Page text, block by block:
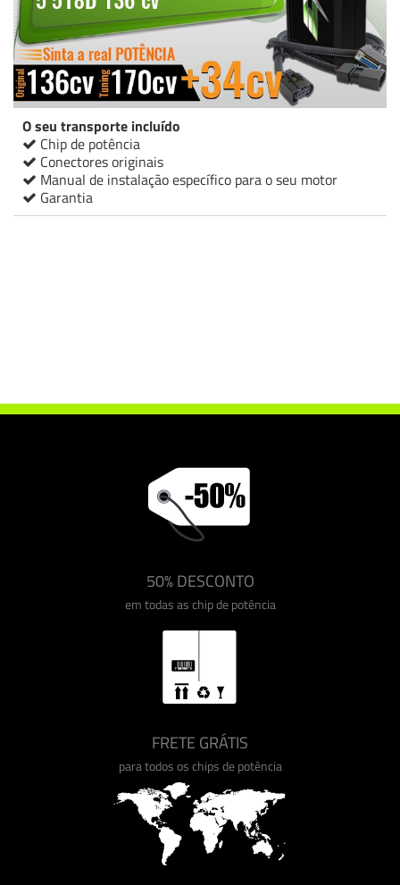
O seu transporte incluído
Chip de potência
Conectores originais
Manual de instalação específico para o seu motor
Garantia
50% DESCONTO
em todas as chip de potência
FRETE GRÁTIS
para todos os chips de potência